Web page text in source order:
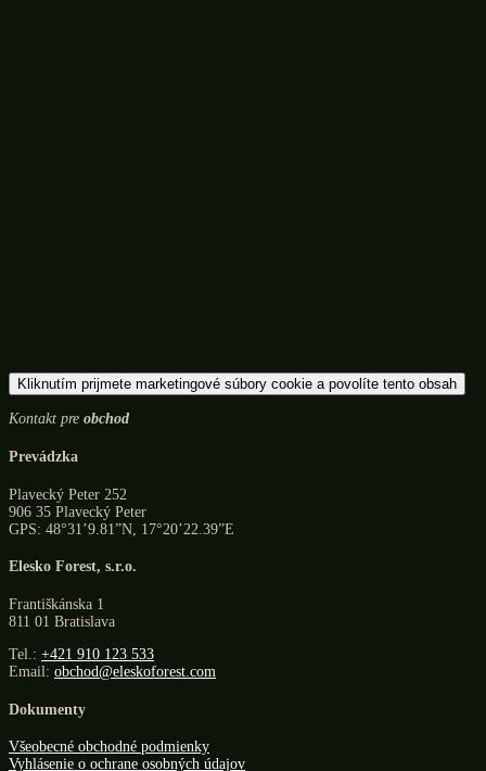
Kliknutím prijmete marketingové súbory cookie a povolíte tento obsah
Kontakt pre obchod
Prevádzka
Plavecký Peter 252
906 35 Plavecký Peter
GPS: 48°31’9.81”N, 17°20’22.39”E
Elesko Forest, s.r.o.
Františkánska 1
811 01 Bratislava
Tel.: +421 910 123 533
Email: obchod@eleskoforest.com
Dokumenty
Všeobecné obchodné podmienky
Vyhlásenie o ochrane osobných údajov